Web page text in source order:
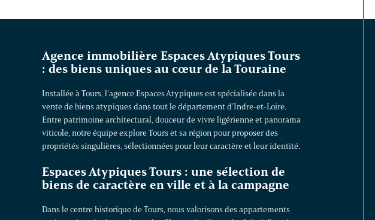
Agence immobilière Espaces Atypiques Tours
: des biens uniques au cœur de la Touraine
Installée à Tours, l’agence Espaces Atypiques est spécialisée dans la
vente de biens atypiques dans tout le département d’Indre-et-Loire.
Entre patrimoine architectural, douceur de vivre ligérienne et panorama
viticole, notre équipe explore Tours et sa région pour proposer des
propriétés singulières, sélectionnées pour leur caractère et leur identité.
Espaces Atypiques Tours : une sélection de
biens de caractère en ville et à la campagne
Dans le centre historique de Tours, nous valorisons des appartements